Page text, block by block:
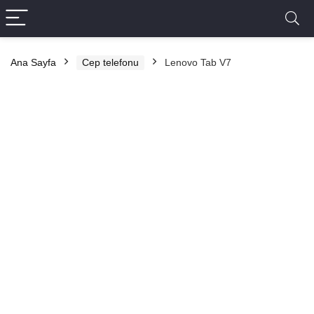
Ana Sayfa Cep telefonu Lenovo Tab V7